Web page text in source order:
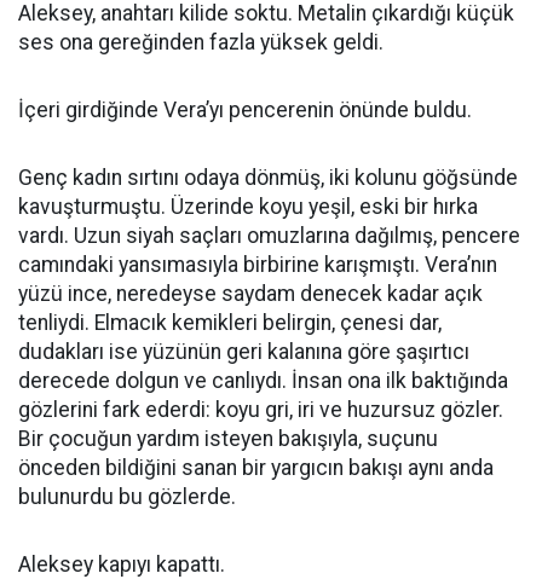
Aleksey, anahtarı kilide soktu. Metalin çıkardığı küçük
ses ona gereğinden fazla yüksek geldi.
İçeri girdiğinde Vera’yı pencerenin önünde buldu.
Genç kadın sırtını odaya dönmüş, iki kolunu göğsünde
kavuşturmuştu. Üzerinde koyu yeşil, eski bir hırka
vardı. Uzun siyah saçları omuzlarına dağılmış, pencere
camındaki yansımasıyla birbirine karışmıştı. Vera’nın
yüzü ince, neredeyse saydam denecek kadar açık
tenliydi. Elmacık kemikleri belirgin, çenesi dar,
dudakları ise yüzünün geri kalanına göre şaşırtıcı
derecede dolgun ve canlıydı. İnsan ona ilk baktığında
gözlerini fark ederdi: koyu gri, iri ve huzursuz gözler.
Bir çocuğun yardım isteyen bakışıyla, suçunu
önceden bildiğini sanan bir yargıcın bakışı aynı anda
bulunurdu bu gözlerde.
Aleksey kapıyı kapattı.